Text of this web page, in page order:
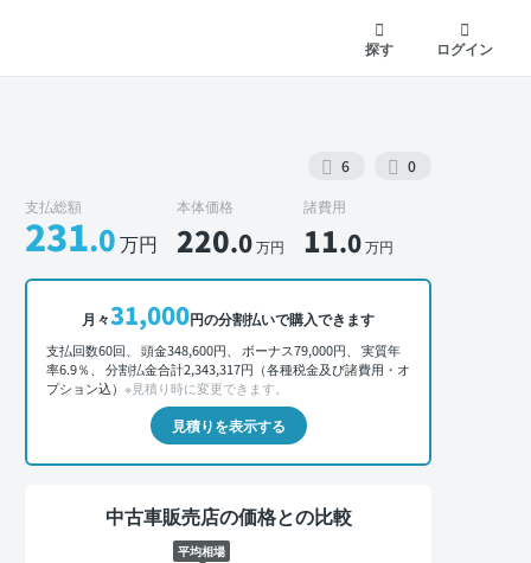
探す ログイン
6 0
支払総額
231.0万円
本体価格
220.0万円
諸費用
11.0万円
月々31,000円の分割払いで購入できます
支払回数60回、 頭金348,600円、 ボーナス79,000円、 実質年
率6.9％、 分割払金合計2,343,317円（各種税金及び諸費用・オ
プション込） ※見積り時に変更できます。
見積りを表示する
中古車販売店の価格との比較
平均相場